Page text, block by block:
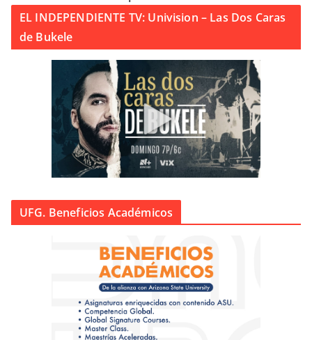
EL INDEPENDIENTE TV: Univision – Las Dos Caras
de Bukele
UFG. Beneficios Académicos